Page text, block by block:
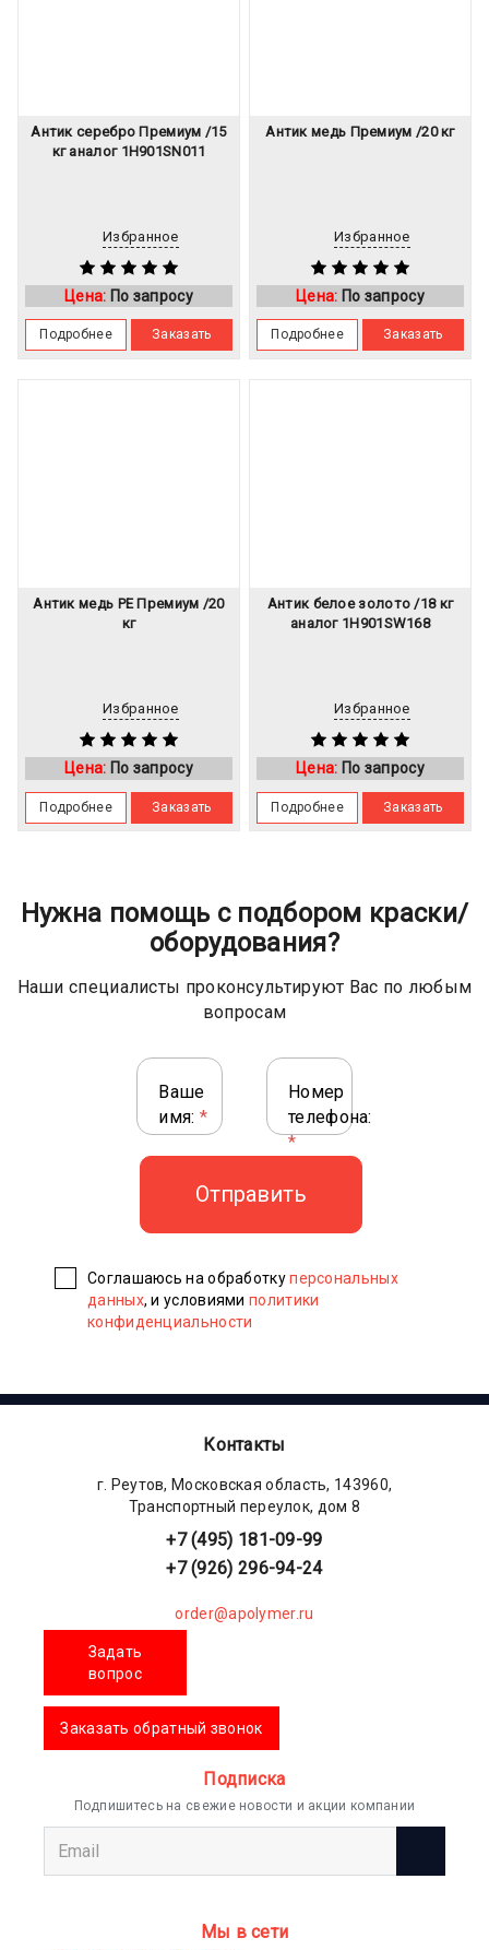
Антик серебро Премиум /15
кг аналог 1H901SN011
Избранное
Цена: По запросу
Подробнее Заказать
Антик медь Премиум /20 кг
Избранное
Цена: По запросу
Подробнее Заказать
Антик медь PE Премиум /20
кг
Избранное
Цена: По запросу
Подробнее Заказать
Антик белое золото /18 кг
аналог 1H901SW168
Избранное
Цена: По запросу
Подробнее Заказать
Нужна помощь с подбором краски/
оборудования?
Наши специалисты проконсультируют Вас по любым
вопросам
Ваше
имя: *
Номер
телефона:
*
Соглашаюсь на обработкуперсональных
данных, и условиямиполитики
конфиденциальности
Контакты
г. Реутов, Московская область, 143960,
Транспортный переулок, дом 8
+7 (495) 181-09-99
+7 (926) 296-94-24
order@apolymer.ru
Задать
вопрос
Заказать обратный звонок
Подписка
Подпишитесь на свежие новости и акции компании
Мы в сети